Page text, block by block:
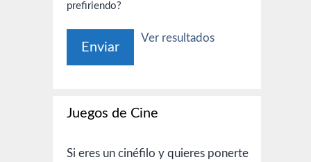
prefiriendo?
Ver resultados
Juegos de Cine
Si eres un cinéfilo y quieres ponerte